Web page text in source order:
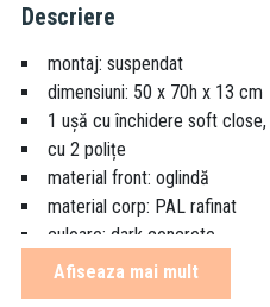
Descriere
montaj: suspendat
dimensiuni: 50 x 70h x 13 cm
1 ușă cu închidere soft close,
cu 2 polițe
material front: oglindă
material corp: PAL rafinat
culoare: dark concrete
mobilierul se livrează asamblat
Afiseaza mai mult